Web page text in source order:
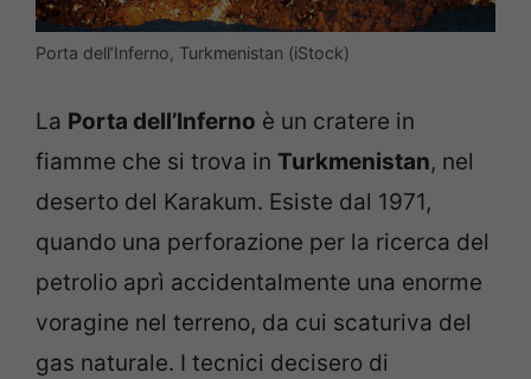
Porta dell’Inferno, Turkmenistan (iStock)
La Porta dell’Inferno è un cratere in
fiamme che si trova in Turkmenistan, nel
deserto del Karakum. Esiste dal 1971,
quando una perforazione per la ricerca del
petrolio aprì accidentalmente una enorme
voragine nel terreno, da cui scaturiva del
gas naturale. I tecnici decisero di